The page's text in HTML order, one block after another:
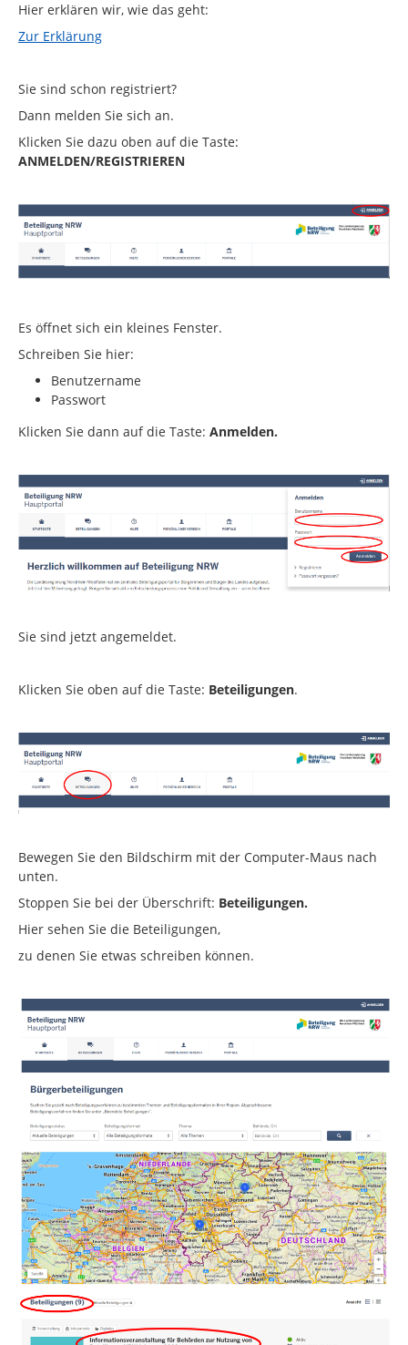
Hier erklären wir, wie das geht:
Zur Erklärung
Sie sind schon registriert?
Dann melden Sie sich an.
Klicken Sie dazu oben auf die Taste:
ANMELDEN/REGISTRIEREN
Es öffnet sich ein kleines Fenster.
Schreiben Sie hier:
Benutzername
Passwort
Klicken Sie dann auf die Taste: Anmelden.
Sie sind jetzt angemeldet.
Klicken Sie oben auf die Taste: Beteiligungen.
Bewegen Sie den Bildschirm mit der Computer-Maus nach
unten.
Stoppen Sie bei der Überschrift: Beteiligungen.
Hier sehen Sie die Beteiligungen,
zu denen Sie etwas schreiben können.